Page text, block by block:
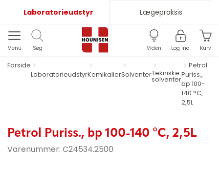
Laboratorieudstyr Lægepraksis
Menu Søg Viden Log ind Kurv
Forside
LaboratorieudstyrKemikalierSolventerTekniske
solventer
Petrol
Puriss.,
bp 100-
140 °C,
2,5L
Petrol Puriss., bp 100-140 °C, 2,5L
Varenummer: C24534.2500